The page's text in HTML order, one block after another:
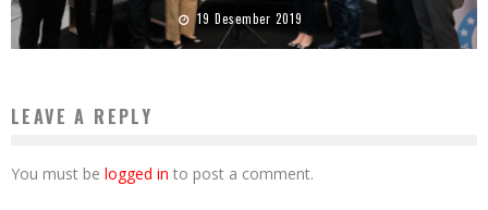
19 Desember 2019
LEAVE A REPLY
You must be logged in to post a comment.